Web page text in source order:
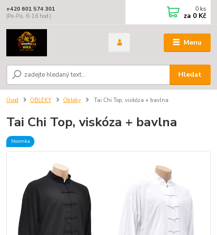
Menu
Hledat
+420 601 574 301
(Po-Pá, 8-16 hod.)
0 ks
za 0 Kč
Úvod OBLEKY Obleky Tai Chi Top, viskóza + bavlna
Tai Chi Top, viskóza + bavlna
Novinka